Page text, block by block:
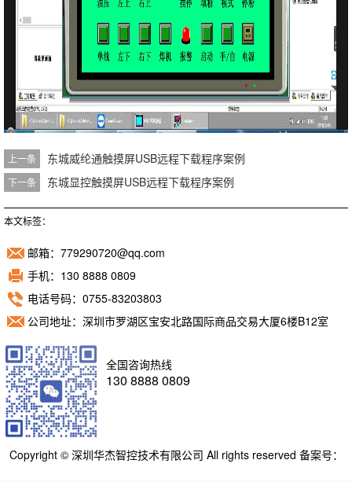
上一条 东城威纶通触摸屏USB远程下载程序案例
下一条 东城显控触摸屏USB远程下载程序案例
本文标签：
邮箱：779290720@qq.com
手机：130 8888 0809
电话号码：0755-83203803
公司地址：深圳市罗湖区宝安北路国际商品交易大厦6楼B12室
全国咨询热线
130 8888 0809
Copyright © 深圳华杰智控技术有限公司 All rights reserved 备案号：